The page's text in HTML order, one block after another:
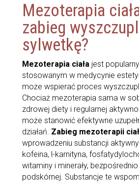
Mezoterapia
zabieg
sylwetkę?
Mezoterapia ciałajest
stosowanym w medycynie
może wspierać proces
Chociaż mezoterapia sama w
zdrowej diety i regularnej
może stanowić efektywne
działań. Zabieg mezoterapii
wprowadzeniu substancji
kofeina, l-karnityna,
witaminy i minerały,
podskórnej. Substancje te